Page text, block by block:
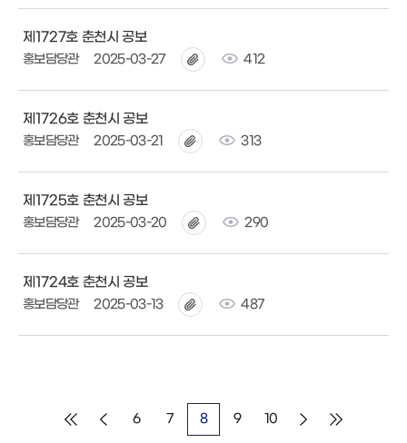
제1727호 춘천시 공보
홍보담당관 2025-03-27 412
제1726호 춘천시 공보
홍보담당관 2025-03-21 313
제1725호 춘천시 공보
홍보담당관 2025-03-20 290
제1724호 춘천시 공보
홍보담당관 2025-03-13 487
6 7 8 9 10